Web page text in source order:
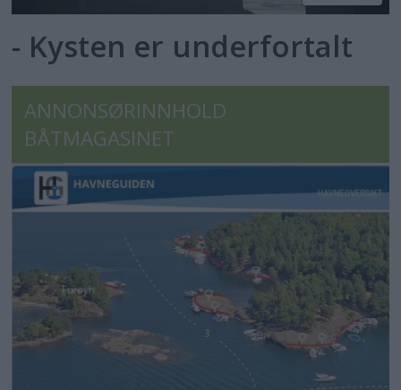
- Kysten er underfortalt
ANNONSØRINNHOLD
BÅTMAGASINET